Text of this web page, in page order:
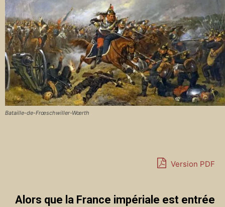
Bataille-de-Frœschwiller-Wœrth
Version PDF
Alors que la France impériale est entrée